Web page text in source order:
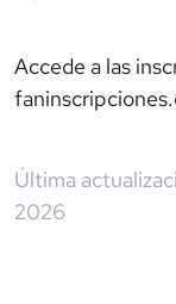
Accede a las
Última
2026